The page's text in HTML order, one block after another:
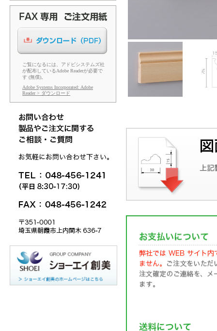
ご覧になるには、アドビシステムズ社
が配布しているAdobe Readerが必要で
す (無償)。
Adobe Systems Incorporated: Adobe
Reader > ダウンロード